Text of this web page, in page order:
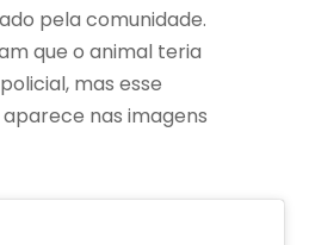
pela comunidade.
que o animal teria
mas esse
nas imagens